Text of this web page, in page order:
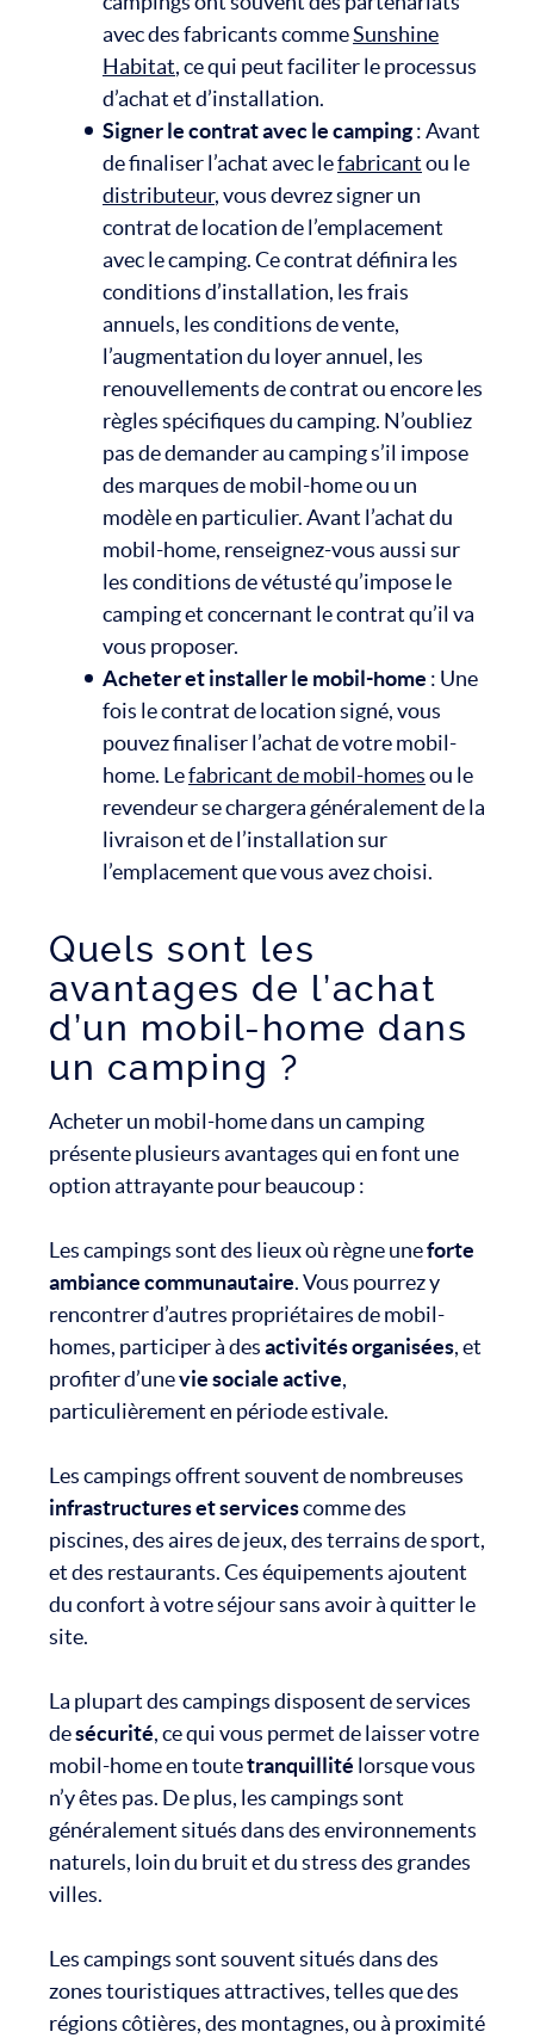
avec des fabricants commeSunshine
Habitat, ce qui peut faciliter le processus
d’achat et d’installation.
Signer le contrat avec le camping: Avant
de finaliser l’achat avec lefabricantou le
distributeur, vous devrez signer un
contrat de location de l’emplacement
avec le camping. Ce contrat définira les
conditions d’installation, les frais
annuels, les conditions de vente,
l’augmentation du loyer annuel, les
renouvellements de contrat ou encore les
règles spécifiques du camping. N’oubliez
pas de demander au camping s’il impose
des marques de mobil-home ou un
modèle en particulier. Avant l’achat du
mobil-home, renseignez-vous aussi sur
les conditions de vétusté qu’impose le
camping et concernant le contrat qu’il va
vous proposer.
Acheter et installer le mobil-home : Une
fois le contrat de location signé, vous
pouvez finaliser l’achat de votre mobil-
home. Lefabricant de mobil-homesou le
revendeur se chargera généralement de la
livraison et de l’installation sur
l’emplacement que vous avez choisi.
Quels sont les
avantages de l’achat
d’un mobil-home dans
un camping ?
Acheter un mobil-home dans un camping
présente plusieurs avantages qui en font une
option attrayante pour beaucoup :
Les campings sont des lieux où règne uneforte
ambiance communautaire. Vous pourrez y
rencontrer d’autres propriétaires de mobil-
homes, participer à desactivités organisées, et
profiter d’unevie sociale active,
particulièrement en période estivale.
Les campings offrent souvent de nombreuses
infrastructures et servicescomme des
piscines, des aires de jeux, des terrains de sport,
et des restaurants. Ces équipements ajoutent
du confort à votre séjour sans avoir à quitter le
site.
La plupart des campings disposent de services
desécurité, ce qui vous permet de laisser votre
mobil-home en toutetranquillité lorsque vous
n’y êtes pas. De plus, les campings sont
généralement situés dans des environnements
naturels, loin du bruit et du stress des grandes
villes.
Les campings sont souvent situés dans des
zones touristiques attractives, telles que des
régions côtières, des montagnes, ou à proximité